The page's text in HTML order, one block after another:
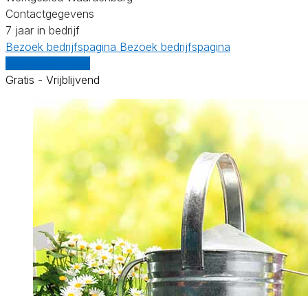
Contactgegevens
7 jaar in bedrijf
Bezoek bedrijfspagina Bezoek bedrijfspagina
Gratis - Vrijblijvend